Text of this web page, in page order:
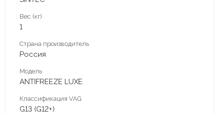
Вес (кг)
1
Страна производитель
Россия
Модель
ANTIFREEZE LUXЕ
Классификация VAG
G13 (G12+)